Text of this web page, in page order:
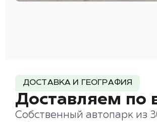
ДОСТАВКА И ГЕОГРАФИЯ
Доставляем по
Собственный автопарк из